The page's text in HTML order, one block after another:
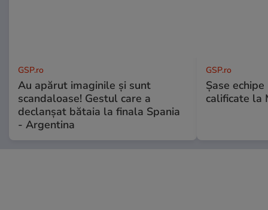
GSP.ro
Au apărut imaginile și sunt
scandaloase! Gestul care a
declanșat bătaia la finala Spania
- Argentina
GSP.ro
Șase
calificate la